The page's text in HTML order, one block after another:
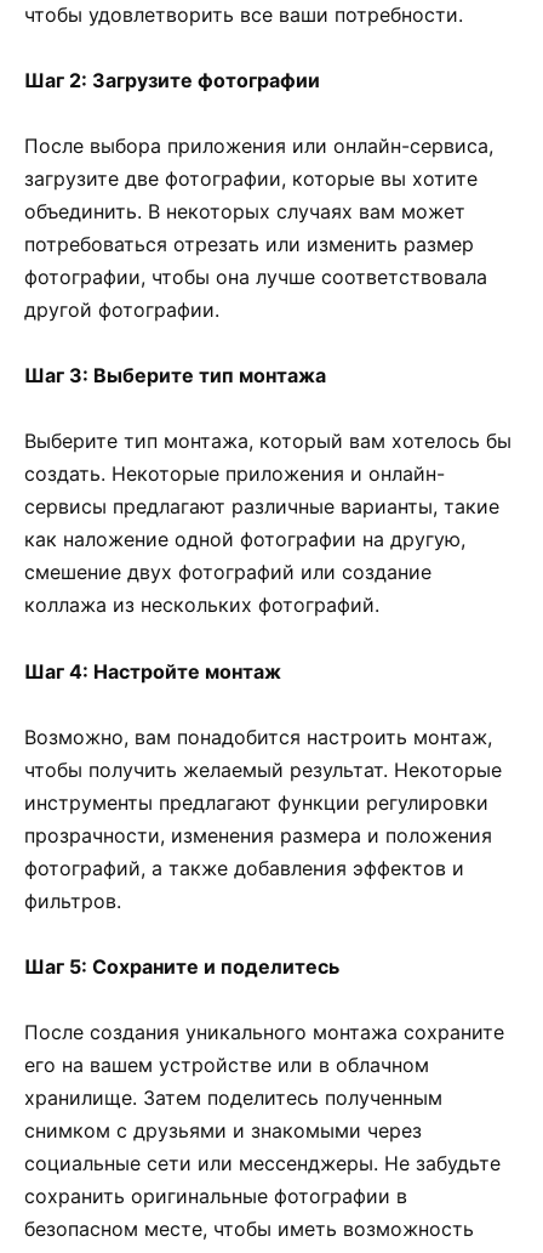
чтобы удовлетворить все ваши потребности.
Шаг 2: Загрузите фотографии
После выбора приложения или онлайн-сервиса,
загрузите две фотографии, которые вы хотите
объединить. В некоторых случаях вам может
потребоваться отрезать или изменить размер
фотографии, чтобы она лучше соответствовала
другой фотографии.
Шаг 3: Выберите тип монтажа
Выберите тип монтажа, который вам хотелось бы
создать. Некоторые приложения и онлайн-
сервисы предлагают различные варианты, такие
как наложение одной фотографии на другую,
смешение двух фотографий или создание
коллажа из нескольких фотографий.
Шаг 4: Настройте монтаж
Возможно, вам понадобится настроить монтаж,
чтобы получить желаемый результат. Некоторые
инструменты предлагают функции регулировки
прозрачности, изменения размера и положения
фотографий, а также добавления эффектов и
фильтров.
Шаг 5: Сохраните и поделитесь
После создания уникального монтажа сохраните
его на вашем устройстве или в облачном
хранилище. Затем поделитесь полученным
снимком с друзьями и знакомыми через
социальные сети или мессенджеры. Не забудьте
сохранить оригинальные фотографии в
безопасном месте, чтобы иметь возможность